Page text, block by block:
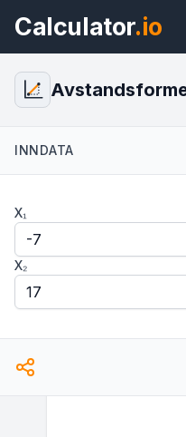
Calculator.io
INNDATA
X₁
X₂